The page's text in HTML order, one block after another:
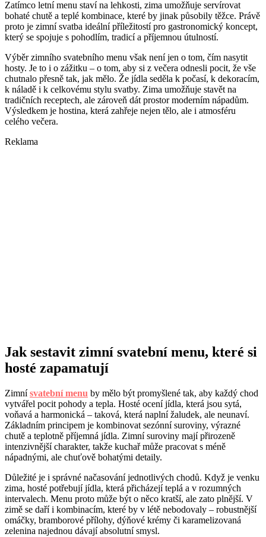
Zatímco letní menu staví na lehkosti, zima umožňuje servírovat
bohaté chutě a teplé kombinace, které by jinak působily těžce. Právě
proto je zimní svatba ideální příležitostí pro gastronomický koncept,
který se spojuje s pohodlím, tradicí a příjemnou útulností.
Výběr zimního svatebního menu však není jen o tom, čím nasytit
hosty. Je to i o zážitku – o tom, aby si z večera odnesli pocit, že vše
chutnalo přesně tak, jak mělo. Že jídla seděla k počasí, k dekoracím,
k náladě i k celkovému stylu svatby. Zima umožňuje stavět na
tradičních receptech, ale zároveň dát prostor moderním nápadům.
Výsledkem je hostina, která zahřeje nejen tělo, ale i atmosféru
celého večera.
Reklama
Jak sestavit zimní svatební menu, které si
hosté zapamatují
Zimnísvatební menu by mělo být promyšlené tak, aby každý chod
vytvářel pocit pohody a tepla. Hosté ocení jídla, která jsou sytá,
voňavá a harmonická – taková, která naplní žaludek, ale neunaví.
Základním principem je kombinovat sezónní suroviny, výrazné
chutě a teplotně příjemná jídla. Zimní suroviny mají přirozeně
intenzivnější charakter, takže kuchař může pracovat s méně
nápadnými, ale chuťově bohatými detaily.
Důležité je i správné načasování jednotlivých chodů. Když je venku
zima, hosté potřebují jídla, která přicházejí teplá a v rozumných
intervalech. Menu proto může být o něco kratší, ale zato plnější. V
zimě se daří i kombinacím, které by v létě nebodovaly – robustnější
omáčky, bramborové přílohy, dýňové krémy či karamelizovaná
zelenina najednou dávají absolutní smysl.